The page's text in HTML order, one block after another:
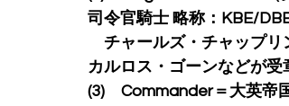
司令官騎士 略称：KBE/
チャールズ・チャップリ
カルロス・ゴーンなどが受
(3)　Commander＝大英帝